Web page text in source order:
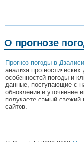
О прогнозе
Прогноз погоды в Дзалиси
анализа
особенностей погоды и
данные, поступающие с
обновление и уточнение
получаете самый свежий
сайтов.